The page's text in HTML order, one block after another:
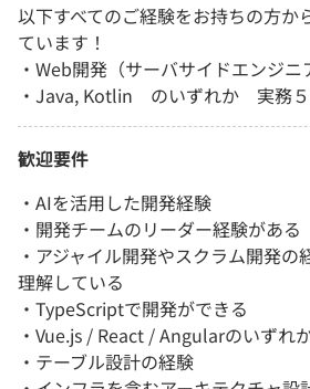
以下すべてのご経験をお持ちの方か
ています！
・Web開発（サーバサイドエンジ
・Java, Kotlin のいずれか 実務
歓迎要件
・AIを活用した開発経験
・開発チームのリーダー経験がある
・アジャイル開発やスクラム開発の
理解している
・TypeScriptで開発ができる
・Vue.js / React / Angularのいずれ
・テーブル設計の経験